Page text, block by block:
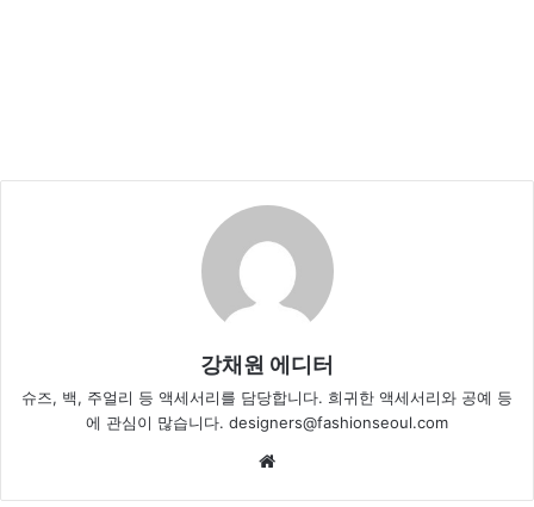
강채원 에디터
슈즈, 백, 주얼리 등 액세서리를 담당합니다. 희귀한 액세서리와 공예 등
에 관심이 많습니다. designers@fashionseoul.com